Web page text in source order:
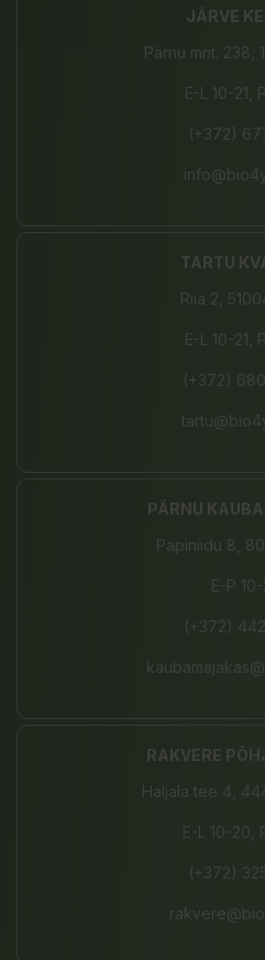
JÄRVE
Pärnu mnt. 238,
E-L 10-21,
(+372)
TARTU
Riia 2,
E-L 10-21,
(+372)
PÄRNU
Papiniidu 8,
E-P
(+372)
RAKVERE
Haljala tee 4,
E-L 10-20,
(+372)